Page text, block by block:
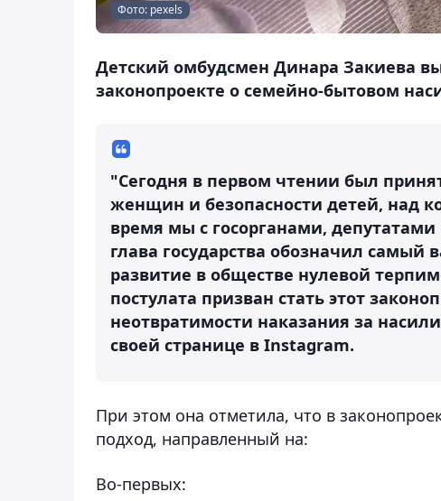
Фото: pexels
Детский омбудсмен Динара Закиева
законопроекте о семейно-бытовом
"Сегодня в первом чтении был
женщин и безопасности детей, над
время мы с госорганами,
глава государства обозначил
развитие в обществе нулевой
постулата призван стать этот
неотвратимости наказания за
своей странице в Instagram.
При этом она отметила, что в
подход, направленный на:
Во-первых: